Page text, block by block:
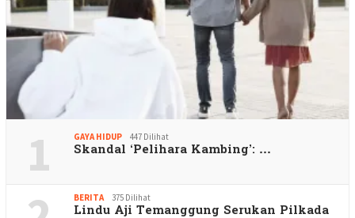
1 GAYA HIDUP 447 Dilihat
Skandal ‘Pelihara Kambing’: …
BERITA 375 Dilihat
Lindu Aji Temanggung Serukan Pilkada